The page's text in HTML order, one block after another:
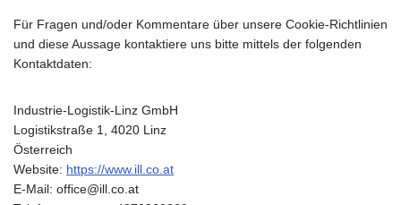
Für Fragen und/oder Kommentare über unsere Cookie-Richtlinien
und diese Aussage kontaktiere uns bitte mittels der folgenden
Kontaktdaten:
Industrie-Logistik-Linz GmbH
Logistikstraße 1, 4020 Linz
Österreich
Website: https://www.ill.co.at
E-Mail: office@ill.co.at